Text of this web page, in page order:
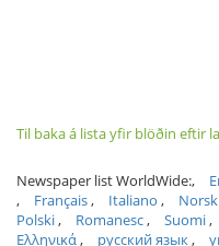
Til baka á lista yfir blöðin eftir
Newspaper list WorldWide:
Français
Italiano Norsk
Polski
Romanesc Suomi
Ελληνικά
русский язык